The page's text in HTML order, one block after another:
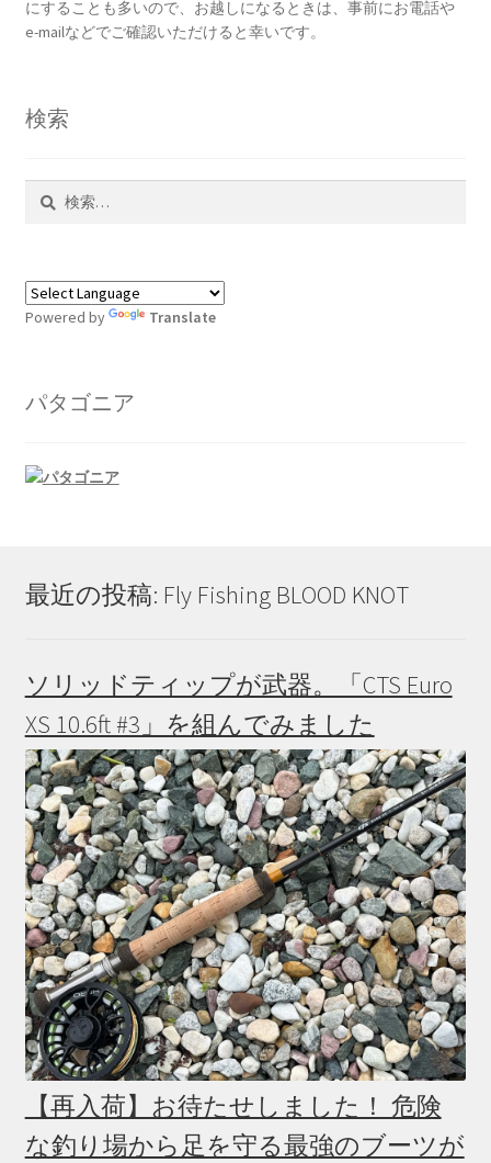
にすることも多いので、お越しになるときは、事前にお電話や
e-mailなどでご確認いただけると幸いです。
検索
Powered by Translate
パタゴニア
最近の投稿: Fly Fishing BLOOD KNOT
ソリッドティップが武器。「CTS Euro
XS 10.6ft #3」を組んでみました
【再入荷】お待たせしました！ 危険
な釣り場から足を守る最強のブーツが